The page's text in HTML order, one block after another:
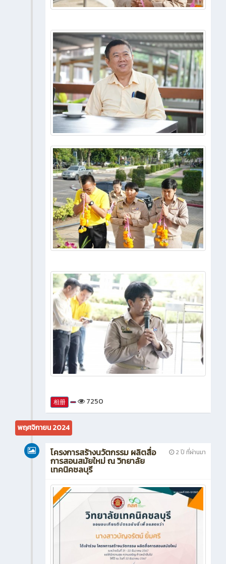
相册 7250
พฤศจิกายน 2024
2 ปี ที่ผ่านมา
โครงการสร้างนวัตกรรม ผลิตสื่อ
การสอนสมัยใหม่ ณ วิทยาลัย
เทคนิคชลบุรี